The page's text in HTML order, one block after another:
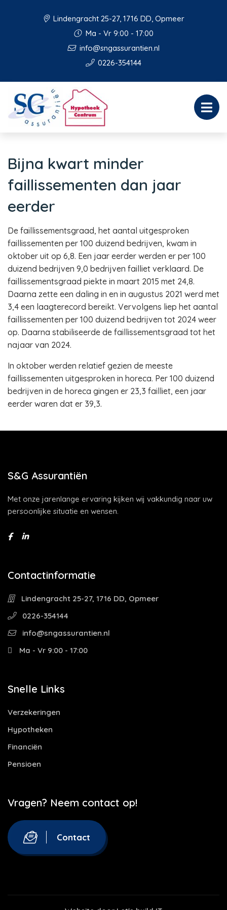
Lindengracht 25-27, 1716 DD, Opmeer
Ma - Vr 9:00 - 17:00
info@sngassurantien.nl
0226-354144
Bijna kwart minder
faillissementen dan jaar
eerder
De faillissementsgraad, het aantal uitgesproken
faillissementen per 100 duizend bedrijven, kwam in
oktober uit op 6,8. Een jaar eerder werden er per 100
duizend bedrijven 9,0 bedrijven failliet verklaard. De
faillissementsgraad piekte in maart 2015 met 24,8.
Daarna zette een daling in en in augustus 2021 werd met
3,4 een laagterecord bereikt. Vervolgens liep het aantal
faillissementen per 100 duizend bedrijven tot 2024 weer
op. Daarna stabiliseerde de faillissementsgraad tot het
najaar van 2024.
In oktober werden relatief gezien de meeste
faillissementen uitgesproken in horeca. Per 100 duizend
bedrijven in de horeca gingen er 23,3 failliet, een jaar
eerder waren dat er 39,3.
S&G Assurantiën
Met onze jarenlange ervaring kijken wij vakkundig naar uw
persoonlijke situatie en wensen.
Contactinformatie
Lindengracht 25-27, 1716 DD, Opmeer
0226-354144
info@sngassurantien.nl
Ma - Vr 9:00 - 17:00
Snelle Links
Verzekeringen
Hypotheken
Financiën
Pensioen
Vragen? Neem contact op!
Contact